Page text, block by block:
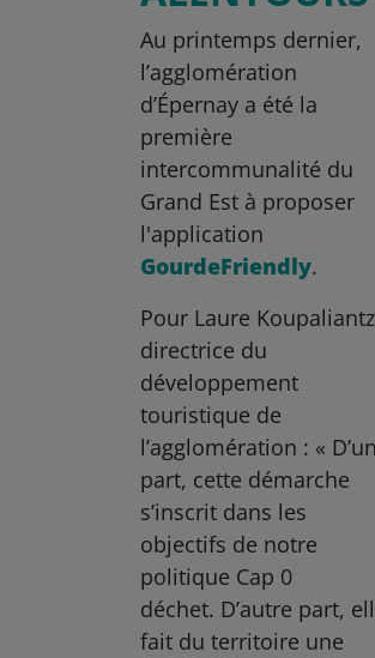
Au printemps dernier,
l’agglomération
d’Épernay a été la
première
intercommunalité du
Grand Est à proposer
l'application
GourdeFriendly.
Pour Laure
directrice du
développement
touristique de
l’agglomération : «
part, cette démarche
s’inscrit dans les
objectifs de notre
politique Cap 0
déchet. D’autre part,
fait du territoire une